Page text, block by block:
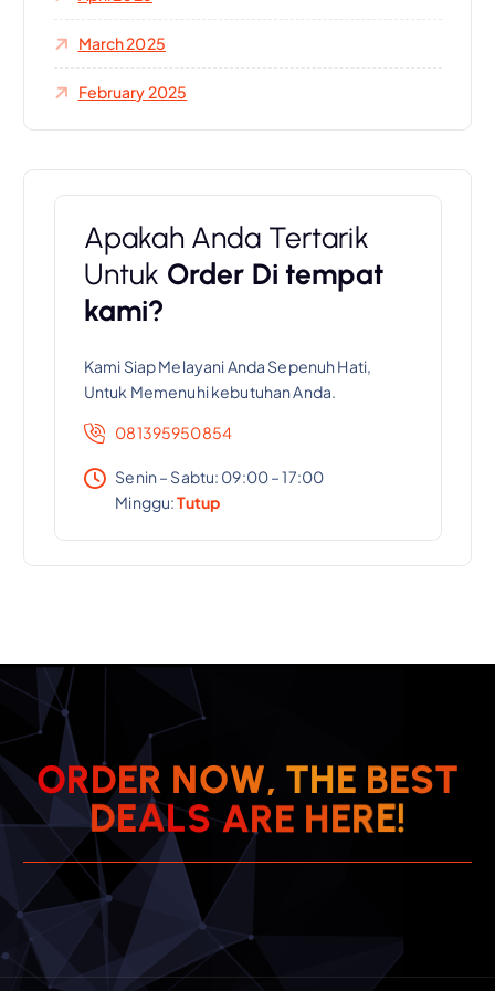
March 2025
February 2025
Apakah Anda Tertarik
Untuk Order Di tempat
kami?
Kami Siap Melayani Anda Sepenuh Hati,
Untuk Memenuhi kebutuhan Anda.
081395950854
Senin – Sabtu: 09:00 – 17:00
Minggu:Tutup
ORDER NOW, THE BEST
DEALSARE HERE!